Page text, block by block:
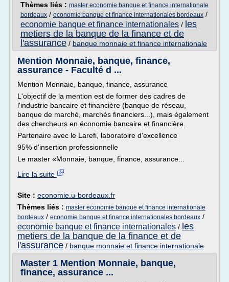
Thèmes liés : master economie banque et finance internationale
bordeaux / economie banque et finance internationales bordeaux /
economie banque et finance internationales / les
metiers de la banque de la finance et de
l'assurance / banque monnaie et finance internationale
Mention Monnaie, banque, finance,
assurance - Faculté d ...
Mention Monnaie, banque, finance, assurance
L'objectif de la mention est de former des cadres de
l'industrie bancaire et financière (banque de réseau,
banque de marché, marchés financiers...), mais également
des chercheurs en économie bancaire et financière.
Partenaire avec le Larefi, laboratoire d'excellence
95% d'insertion professionnelle
Le master «Monnaie, banque, finance, assurance...
Lire la suite
Site : economie.u-bordeaux.fr
Thèmes liés : master economie banque et finance internationale
bordeaux / economie banque et finance internationales bordeaux /
economie banque et finance internationales / les
metiers de la banque de la finance et de
l'assurance / banque monnaie et finance internationale
Master 1 Mention Monnaie, banque,
finance, assurance ...